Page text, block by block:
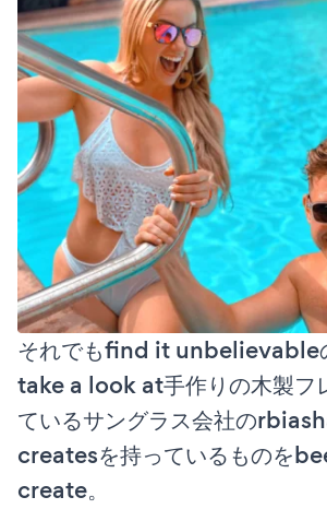
それでもfind it unbelievable
take a look at手作りの木製フ
ているサングラス会社の
createsを持っているものを
create。